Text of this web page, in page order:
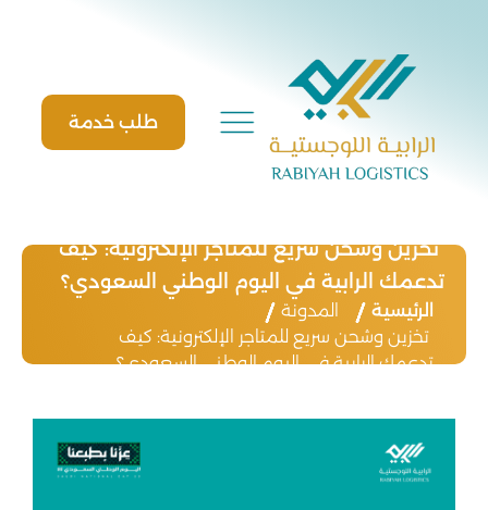
content
طلب خدمة
تخزين وشحن سريع للمتاجر الإلكترونية: كيف
تدعمك الرابية في اليوم الوطني السعودي؟
الرئيسية
المدونة
تخزين وشحن سريع للمتاجر الإلكترونية: كيف
تدعمك الرابية في اليوم الوطني السعودي؟